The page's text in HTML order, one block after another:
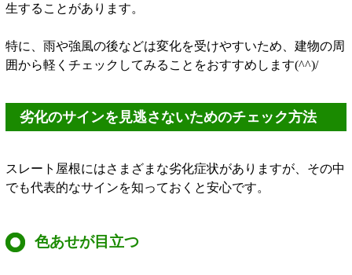
生することがあります。
特に、雨や強風の後などは変化を受けやすいため、建物の周
囲から軽くチェックしてみることをおすすめします(^^)/
劣化のサインを見逃さないためのチェック方法
スレート屋根にはさまざまな劣化症状がありますが、その中
でも代表的なサインを知っておくと安心です。
色あせが目立つ